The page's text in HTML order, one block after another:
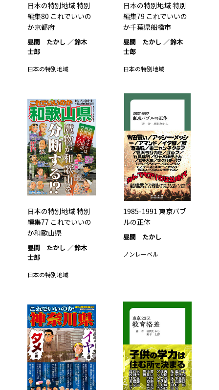
日本の特別地域 特別
編集80 これでいいの
か京都府
昼間 たかし
鈴木
士郎
日本の特別地域
日本の特別地域 特別
編集79 これでいいの
か千葉県船橋市
昼間 たかし
鈴木
士郎
日本の特別地域
日本の特別地域 特別
編集77 これでいいの
か和歌山県
昼間 たかし
鈴木
士郎
日本の特別地域
1985-1991 東京バブ
ルの正体
昼間 たかし
ノンレーベル